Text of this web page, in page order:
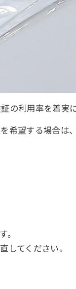
利用率を着実
望する場合は
。
してください。